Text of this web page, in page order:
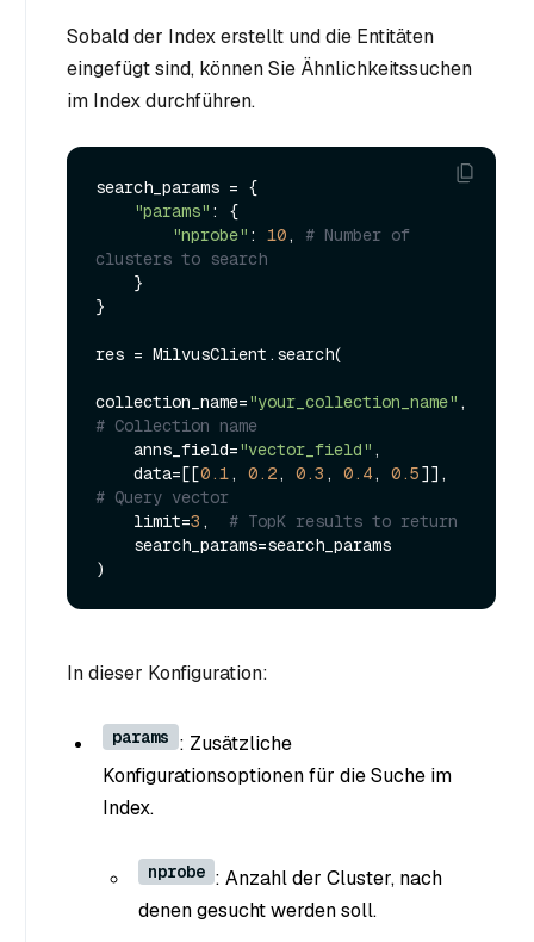
Sobald der Index erstellt und die Entitäten
eingefügt sind, können Sie Ähnlichkeitssuchen
im Index durchführen.
search_params = {
"params" : {
"nprobe" : 10, # Number of
clusters to search
}
res = MilvusClient.search(
collection_name="your_collection_name"
# Collection name
    anns_field=
"vector_field" ,
    data=[[
0.1, 0.2, 0.3 , 0.4, 0.5
# Query vector
    limit=
3 , # TopK results to return
In dieser Konfiguration:
params : Zusätzliche
Konfigurationsoptionen für die Suche im
Index.
nprobe : Anzahl der Cluster, nach
denen gesucht werden soll.